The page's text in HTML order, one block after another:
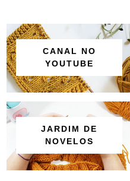
CANAL NO
YOUTUBE
JARDIM DE
NOVELOS